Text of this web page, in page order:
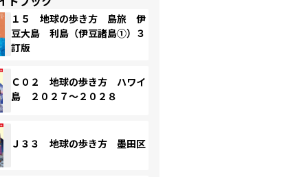
１５ 地球の歩き方 島旅 伊
豆大島 利島（伊豆諸島①）３
訂版
Ｃ０２ 地球の歩き方 ハワイ
島 ２０２７～２０２８
Ｊ３３ 地球の歩き方 墨田区